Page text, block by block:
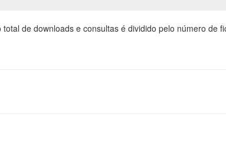
de downloads e consultas é dividido pelo número de